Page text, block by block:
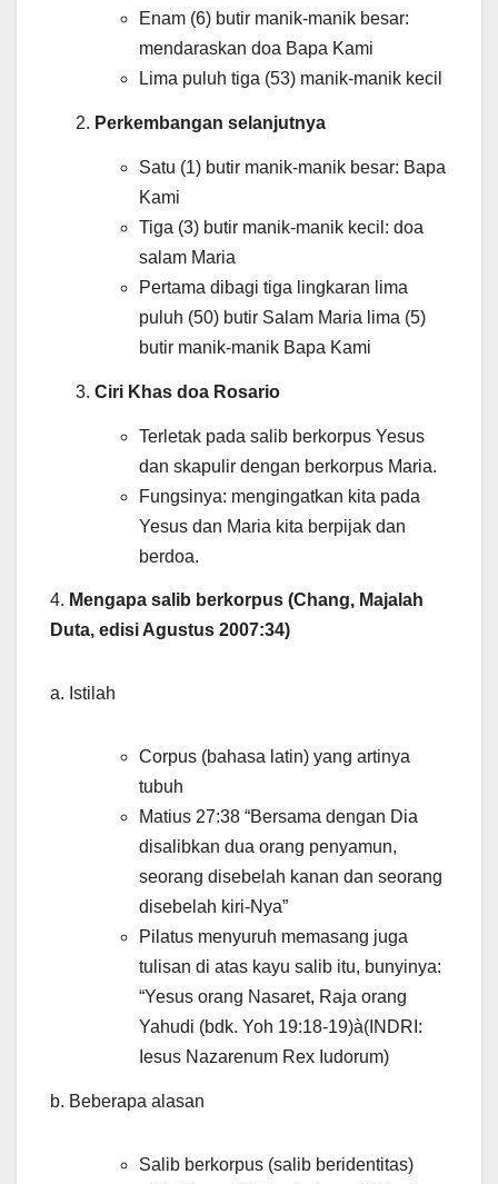
Enam (6) butir manik-manik besar:
mendaraskan doa Bapa Kami
Lima puluh tiga (53) manik-manik kecil
Perkembangan selanjutnya
Satu (1) butir manik-manik besar: Bapa
Kami
Tiga (3) butir manik-manik kecil: doa
salam Maria
Pertama dibagi tiga lingkaran lima
puluh (50) butir Salam Maria lima (5)
butir manik-manik Bapa Kami
Ciri Khas doa Rosario
Terletak pada salib berkorpus Yesus
dan skapulir dengan berkorpus Maria.
Fungsinya: mengingatkan kita pada
Yesus dan Maria kita berpijak dan
berdoa.
4. Mengapa salib berkorpus (Chang, Majalah
Duta, edisi Agustus 2007:34)
a. Istilah
Corpus (bahasa latin) yang artinya
tubuh
Matius 27:38 “Bersama dengan Dia
disalibkan dua orang penyamun,
seorang disebelah kanan dan seorang
disebelah kiri-Nya”
Pilatus menyuruh memasang juga
tulisan di atas kayu salib itu, bunyinya:
“Yesus orang Nasaret, Raja orang
Yahudi (bdk. Yoh 19:18-19)à(INDRI:
Iesus Nazarenum Rex Iudorum)
b. Beberapa alasan
Salib berkorpus (salib beridentitas)